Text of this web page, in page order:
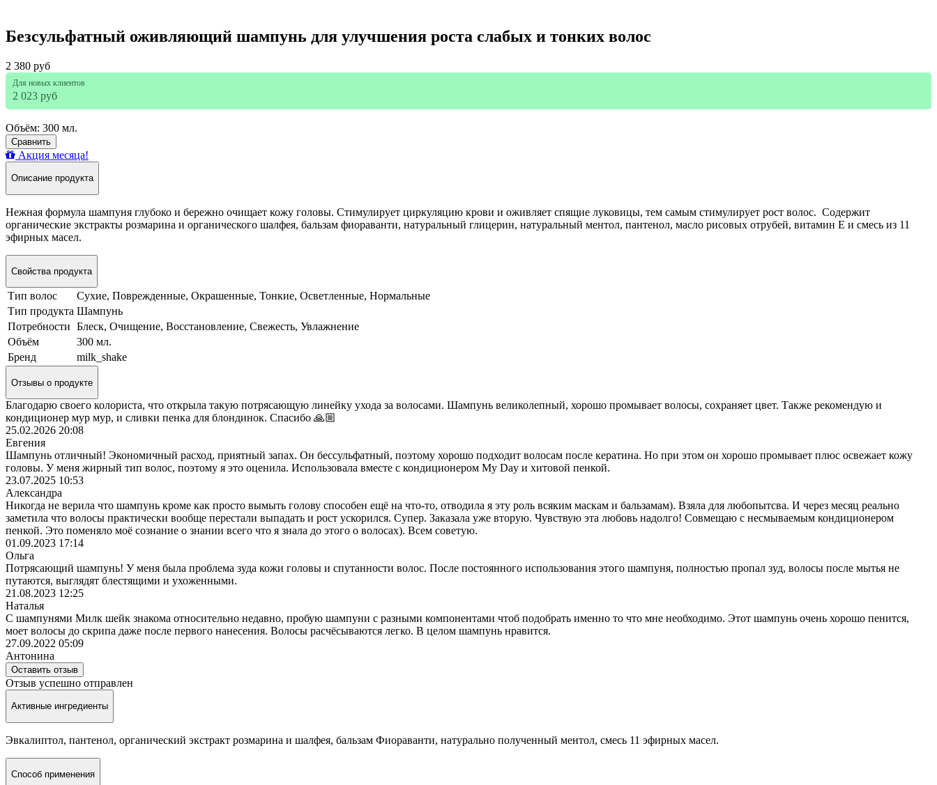
Безсульфатный оживляющий шампунь для улучшения роста слабых и тонких волос
2 380 руб
Для новых клиентов
2 023 руб
Объём: 300 мл.
Сравнить
Акция месяца!
Описание продукта
Нежная формула шампуня глубоко и бережно очищает кожу головы. Стимулирует циркуляцию крови и оживляет спящие луковицы, тем самым стимулирует рост волос. Содержит
органические экстракты розмарина и органического шалфея, бальзам фиораванти, натуральный глицерин, натуральный ментол, пантенол, масло рисовых отрубей, витамин Е и смесь из 11
эфирных масел.
Свойства продукта
Тип волос
Сухие, Поврежденные, Окрашенные, Тонкие, Осветленные, Нормальные
Тип продукта Шампунь
Потребности Блеск, Очищение, Восстановление, Свежесть, Увлажнение
Объём
300 мл.
Бренд
milk_shake
Отзывы о продукте
Благодарю своего колориста, что открыла такую потрясающую линейку ухода за волосами. Шампунь великолепный, хорошо промывает волосы, сохраняет цвет. Также рекомендую и
кондиционер мур мур, и сливки пенка для блондинок. Спасибо 🙏🏼
25.02.2026 20:08
Евгения
Шампунь отличный! Экономичный расход, приятный запах. Он бессульфатный, поэтому хорошо подходит волосам после кератина. Но при этом он хорошо промывает плюс освежает кожу
головы. У меня жирный тип волос, поэтому я это оценила. Использовала вместе с кондиционером My Day и хитовой пенкой.
23.07.2025 10:53
Александра
Никогда не верила что шампунь кроме как просто вымыть голову способен ещё на что-то, отводила я эту роль всяким маскам и бальзамам). Взяла для любопытсва. И через месяц реально
заметила что волосы практически вообще перестали выпадать и рост ускорился. Супер. Заказала уже вторую. Чувствую эта любовь надолго! Совмещаю с несмываемым кондиционером
пенкой. Это поменяло моё сознание о знании всего что я знала до этого о волосах). Всем советую.
01.09.2023 17:14
Ольга
Потрясающий шампунь! У меня была проблема зуда кожи головы и спутанности волос. После постоянного использования этого шампуня, полностью пропал зуд, волосы после мытья не
путаются, выглядят блестящими и ухоженными.
21.08.2023 12:25
Наталья
С шампунями Милк шейк знакома относительно недавно, пробую шампуни с разными компонентами чтоб подобрать именно то что мне необходимо. Этот шампунь очень хорошо пенится,
моет волосы до скрипа даже после первого нанесения. Волосы расчёсываются легко. В целом шампунь нравится.
27.09.2022 05:09
Антонина
Оставить отзыв
Отзыв успешно отправлен
Активные ингредиенты
Эвкалиптол, пантенол, органический экстракт розмарина и шалфея, бальзам Фиораванти, натурально полученный ментол, смесь 11 эфирных масел.
Способ применения